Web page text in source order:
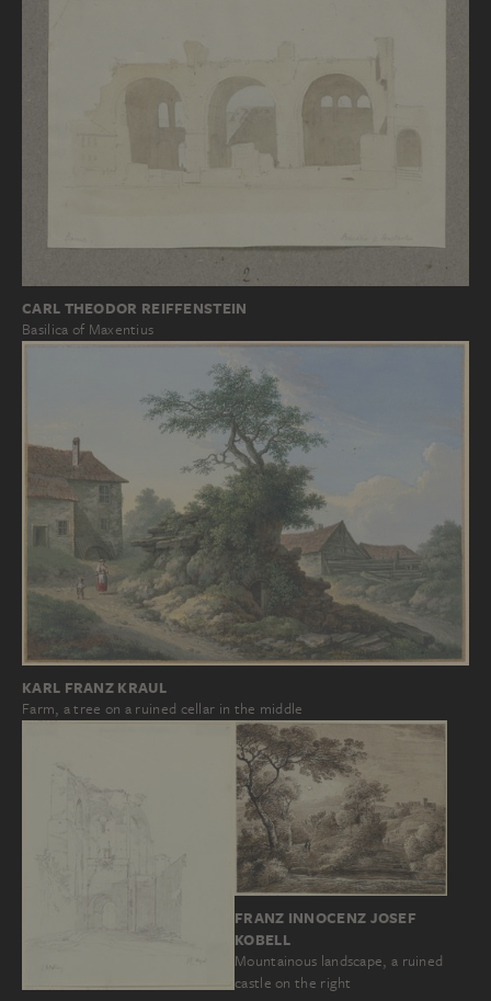
CARL THEODOR REIFFENSTEIN
Basilica of Maxentius
KARL FRANZ KRAUL
Farm, a tree on a ruined cellar in the middle
FRANZ INNOCENZ JOSEF
KOBELL
Mountainous landscape, a ruined
castle on the right